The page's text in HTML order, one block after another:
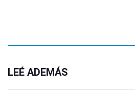
LEÉ ADEMÁS